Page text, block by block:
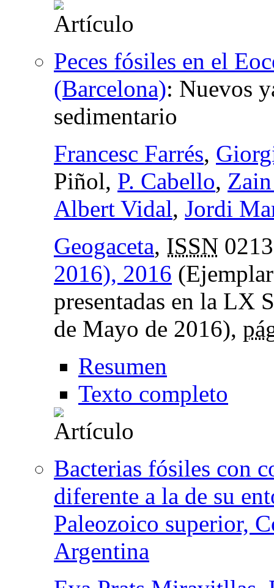
Peces fósiles en el
(Barcelona): Nuevos
sedimentario
Francesc Farrés,
Piñol, P. Cabello,
Albert Vidal, Jordi
Geogaceta, ISSN
2016), 2016
presentadas en la LX
de Mayo de 2016),
Resumen
Texto completo
Bacterias fósiles con
diferente a la de su
Paleozoico superior,
Argentina